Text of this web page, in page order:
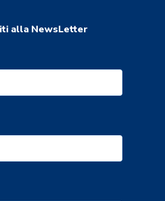
alla NewsLetter